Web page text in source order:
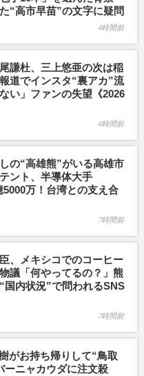
“高市早苗”の文字に疑問
4時間前
謙杜、三上悠亜の次は稲
道でインスタ“裏アカ”流
い」ファンの失望《2026
4時間前
の“高雄熊”がいる高雄市
ント、半導体大手
5000万！台湾との支え合
7時間前
、メキシコでのコーヒー
議「何やってるの？」熊
国内状況”で問われるSNS
7時間前
がお持ち帰りして“鳥取
ーニャカウダに注文殺